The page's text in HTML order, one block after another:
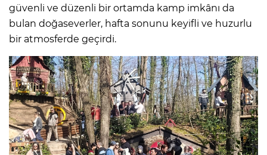
güvenli ve düzenli bir ortamda kamp imkânı da
bulan doğaseverler, hafta sonunu keyifli ve huzurlu
bir atmosferde geçirdi.